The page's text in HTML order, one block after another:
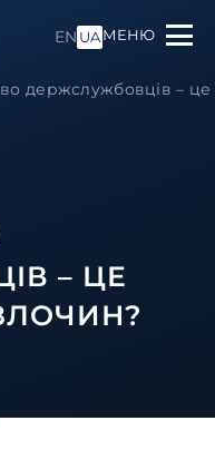
EN UAМЕНЮ
держслужбовців – це
– ЦЕ